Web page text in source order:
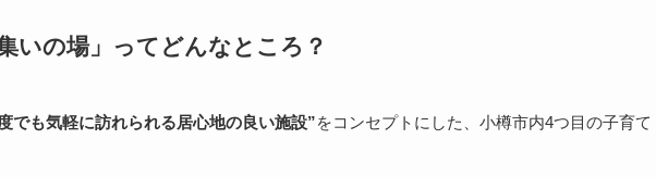
いの場」ってどんなところ？
でも気軽に訪れられる居心地の良い施設”をコンセプトにした、小樽市内4つ目の子育て